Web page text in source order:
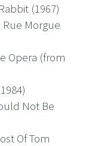
(1967)
Rue Morgue
Opera (from
Not Be
Of Tom